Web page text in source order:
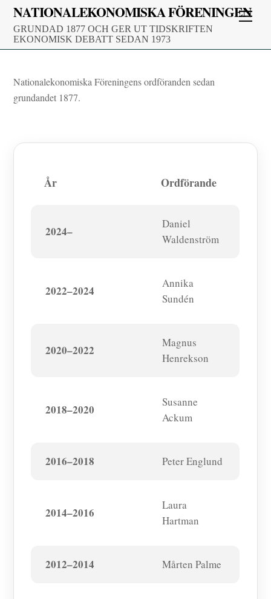
Skip
content
NATIONALEKONOMISKA FÖRENINGEN
GRUNDAD 1877 OCH GER UT TIDSKRIFTEN
EKONOMISK DEBATT SEDAN 1973
Nationalekonomiska Föreningens ordföranden sedan
grundandet 1877.
År Ordförande
2024–
Daniel
Waldenström
2022–2024
Annika
Sundén
2020–2022
Magnus
Henrekson
2018–2020
Susanne
Ackum
2016–2018 Peter Englund
2014–2016
Laura
Hartman
2012–2014 Mårten Palme